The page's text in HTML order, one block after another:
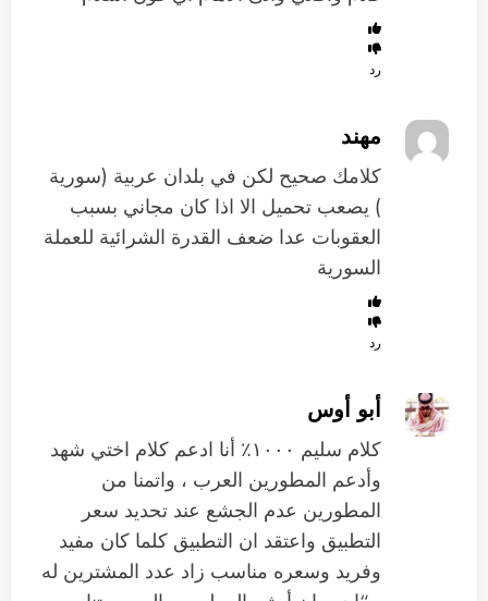
رد
مهند
كلامك صحيح لكن في بلدان عربية (سورية
) يصعب تحميل الا اذا كان مجاني بسبب
العقوبات عدا ضعف القدرة الشرائية للعملة
السورية
رد
أبو أوس
كلام سليم ١٠٠٠٪ أنا ادعم كلام اختي شهد
وأدعم المطورين العرب ، واتمنا من
المطورين عدم الجشع عند تحديد سعر
التطبيق واعتقد ان التطبيق كلما كان مفيد
وفريد وسعره مناسب زاد عدد المشترين له